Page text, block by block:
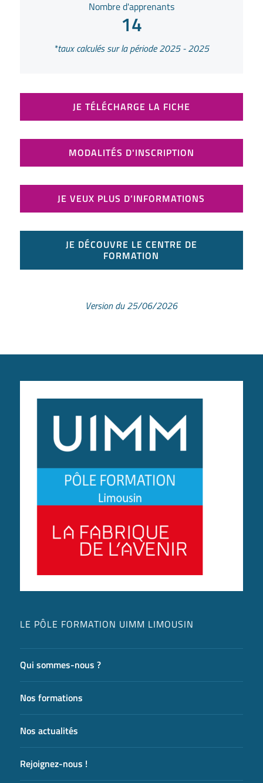
Nombre d'apprenants
14
*taux calculés sur la période 2025 - 2025
JE TÉLÉCHARGE LA FICHE
MODALITÉS D'INSCRIPTION
JE VEUX PLUS D’INFORMATIONS
JE DÉCOUVRE LE CENTRE DE
FORMATION
Version du 25/06/2026
LE PÔLE FORMATION UIMM LIMOUSIN
Qui sommes-nous ?
Nos formations
Nos actualités
Rejoignez-nous !